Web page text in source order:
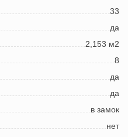
33
да
2,153 м2
8
да
да
в замок
нет